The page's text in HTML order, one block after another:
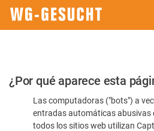
Por
favor,
confirme
¿Por qué aparece esta
Las computadoras ("bots") a
entradas automáticas abusivas
todos los sitios web utilizan